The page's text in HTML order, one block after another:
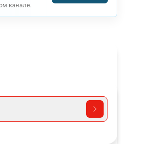
канале.